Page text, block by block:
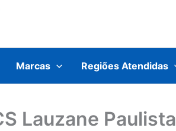
Marcas Regiões Atendidas
Lauzane Paulista